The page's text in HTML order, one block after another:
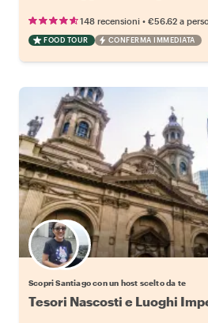
148 recensioni • €56.62 a
FOOD TOUR CONFERMA IMMEDIATA
Scegli il tuo local preferito
Scopri Santiago con un host scelto da te
Tesori Nascosti e Luoghi